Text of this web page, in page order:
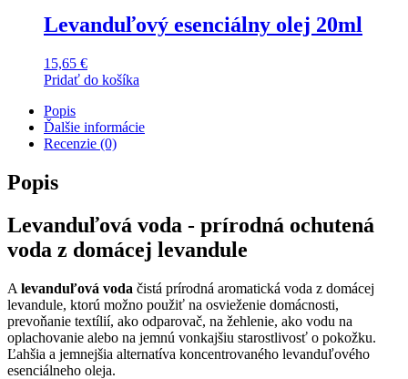
Levanduľový esenciálny olej 20ml
15,65 €
Pridať do košíka
Popis
Ďalšie informácie
Recenzie (0)
Popis
Levanduľová voda - prírodná ochutená
voda z domácej levandule
A levanduľová voda čistá prírodná aromatická voda z domácej
levandule, ktorú možno použiť na osvieženie domácnosti,
prevoňanie textílií, ako odparovač, na žehlenie, ako vodu na
oplachovanie alebo na jemnú vonkajšiu starostlivosť o pokožku.
Ľahšia a jemnejšia alternatíva koncentrovaného levanduľového
esenciálneho oleja.